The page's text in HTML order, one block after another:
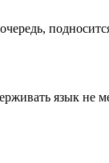
язык не